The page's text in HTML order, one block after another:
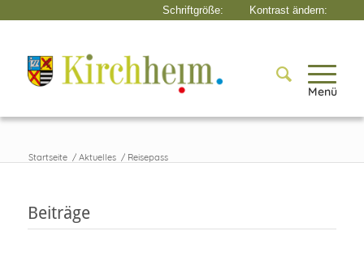
Menü
Startseite / Aktuelles / Reisepass
Beiträge